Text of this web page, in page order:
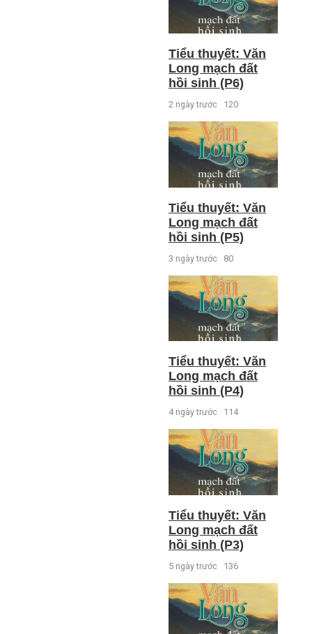
Tiểu thuyết: Văn
Long mạch đất
hồi sinh (P6)
2 ngày trước 120
Tiểu thuyết: Văn
Long mạch đất
hồi sinh (P5)
3 ngày trước 80
Tiểu thuyết: Văn
Long mạch đất
hồi sinh (P4)
4 ngày trước 114
Tiểu thuyết: Văn
Long mạch đất
hồi sinh (P3)
5 ngày trước 136